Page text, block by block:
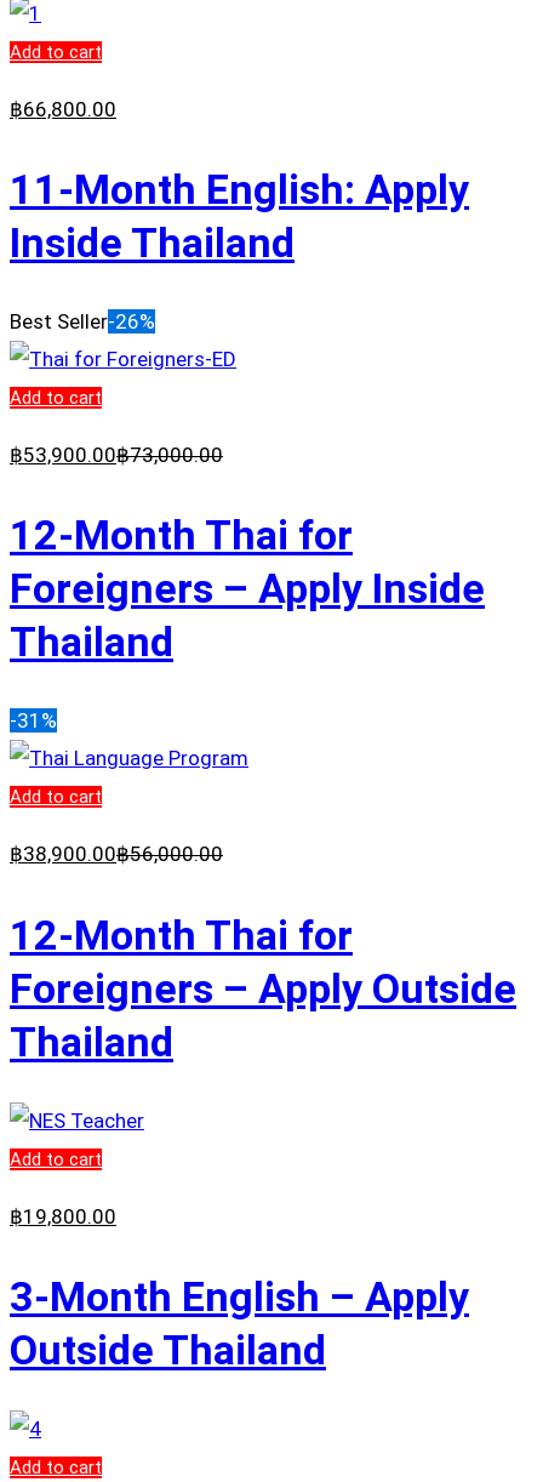
Add to cart
฿66,800.00
11-Month English: Apply
Inside Thailand
Best Seller-26%
Add to cart
฿53,900.00฿73,000.00
12-Month Thai for
Foreigners – Apply Inside
Thailand
-31%
Add to cart
฿38,900.00฿56,000.00
12-Month Thai for
Foreigners – Apply Outside
Thailand
Add to cart
฿19,800.00
3-Month English – Apply
Outside Thailand
Add to cart